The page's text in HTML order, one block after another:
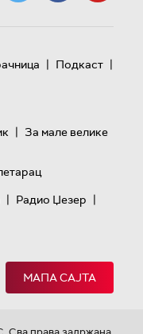
| Подкаст |
| За мале велике
| Радио Џезер |
МАПА САЈТА